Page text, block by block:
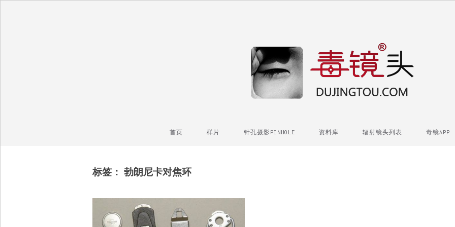
首页 样片 针孔摄影PINHOLE 资料库 辐射镜头列表 毒镜APP
标签： 勃朗尼卡对焦环